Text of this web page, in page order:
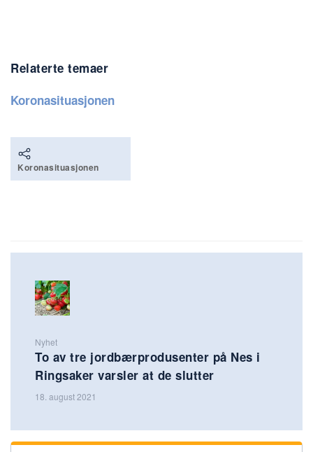
Relaterte temaer
Koronasituasjonen
Koronasituasjonen
Nyhet
To av tre jordbærprodusenter på Nes i
Ringsaker varsler at de slutter
18. august 2021